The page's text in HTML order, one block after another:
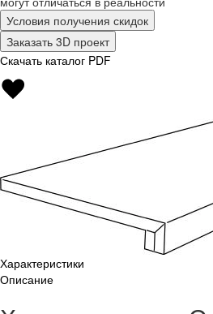
Условия получения скидок
Заказать 3D проект
Скачать каталог PDF
Характеристики
Описание